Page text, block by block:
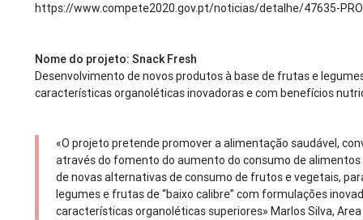
https://www.compete2020.gov.pt/noticias/detalhe/47635-
Nome do projeto: Snack Fresh
Desenvolvimento de novos produtos à base de frutas e
características organoléticas inovadoras e com benefícios
«O projeto pretende promover a alimentação saudável,
através do fomento do aumento do consumo de
de novas alternativas de consumo de frutos e vegetais,
legumes e frutas de “baixo calibre” com formulações
características organoléticas superiores» Marlos Silva,